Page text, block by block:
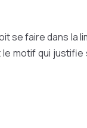
se faire dans la
motif qui justifie